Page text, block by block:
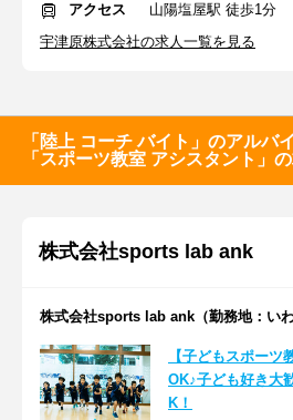
アクセス
山陽塩屋駅 徒歩1分
宇津原株式会社の求人一覧を見る
「陸上 コーチ バイト」のアルバ
「スポーツ教室 アシスタント」
株式会社sports lab ank
株式会社sports lab ank（勤務地：いわ
【子どもスポー
OK♪子ども好き大
K！